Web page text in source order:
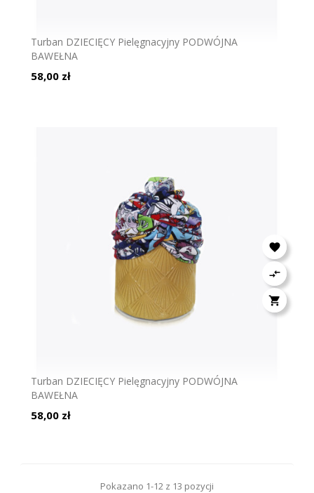
Turban DZIECIĘCY Pielęgnacyjny PODWÓJNA
BAWEŁNA
Cena
58,00 zł



Turban DZIECIĘCY Pielęgnacyjny PODWÓJNA
BAWEŁNA
Cena
58,00 zł
Pokazano 1-12 z 13 pozycji